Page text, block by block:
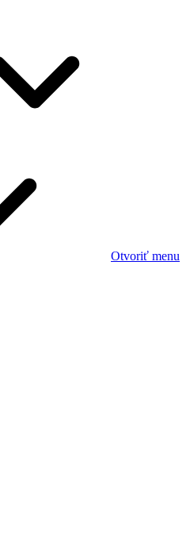
Otvoriť menu